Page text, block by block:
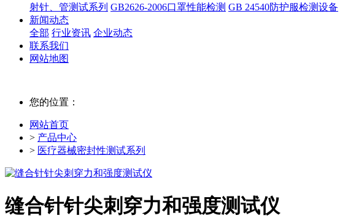
射针、管测试系列 GB2626-2006口罩性能检测 GB 24540防护服检测设备
新闻动态
全部 行业资讯 企业动态
联系我们
网站地图
您的位置：
网站首页
> 产品中心
> 医疗器械密封性测试系列
缝合针针尖刺穿力和强度测试仪